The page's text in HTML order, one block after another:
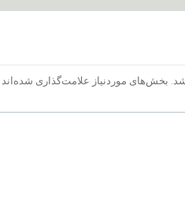
بخش‌های موردنیاز علامت‌گذاری شده‌اند